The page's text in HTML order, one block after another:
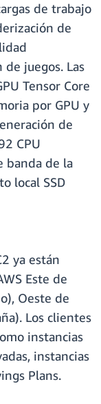
de trabajo
de
juegos. Las
Tensor Core
por GPU y
de
CPU
banda de la
local SSD
ya están
Este de
Oeste de
Los clientes
instancias
instancias
Plans.